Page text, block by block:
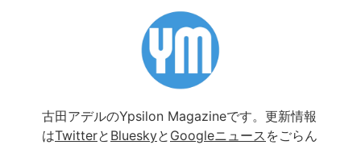
古田アデルのYpsilon Magazineです。更新情報
はTwitterと Blueskyと Googleニュース をごらん